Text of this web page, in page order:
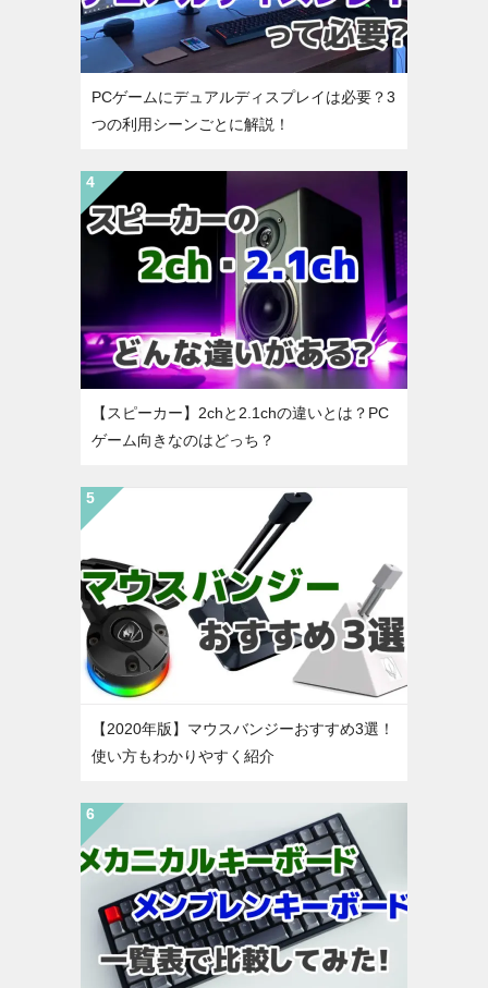
PCゲームにデュアルディスプレイは必要？3
つの利用シーンごとに解説！
【スピーカー】2chと2.1chの違いとは？PC
ゲーム向きなのはどっち？
【2020年版】マウスバンジーおすすめ3選！
使い方もわかりやすく紹介